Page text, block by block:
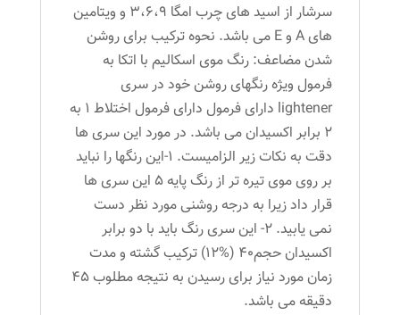
سرشار از اسید های چرب امگا 3،6،9 و ویتامین
های A و E می باشد. نحوه ترکیب برای روشن
شدن مضاعف: رنگ موی اسکالیم با اتکا به
فرمول ویژه رنگهای روشن خود در سری
lightener دارای فرمول دارای فرمول اختلاط 1 به
2 برابر اکسیدان می باشد. در مورد این سری ها
دقت به نکات زیر الزامیست. 1-این رنگها را نباید
بر روی موی تیره تر از رنگ پایه 5 این سری ها
قرار داد زیرا به درجه روشنی مورد نظر دست
نمی یابید. 2- این سری رنگ باید با دو برابر
اکسیدان حجم40 (%12) ترکیب گشته و مدت
زمان مورد نیاز برای رسیدن به نتیجه مطلوب 45
دقیقه می باشد.